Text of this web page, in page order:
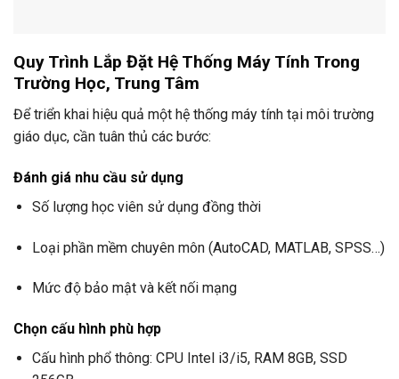
Quy Trình Lắp Đặt Hệ Thống Máy Tính Trong
Trường Học, Trung Tâm
Để triển khai hiệu quả một hệ thống máy tính tại môi trường
giáo dục, cần tuân thủ các bước:
Đánh giá nhu cầu sử dụng
Số lượng học viên sử dụng đồng thời
Loại phần mềm chuyên môn (AutoCAD, MATLAB, SPSS…)
Mức độ bảo mật và kết nối mạng
Chọn cấu hình phù hợp
Cấu hình phổ thông: CPU Intel i3/i5, RAM 8GB, SSD